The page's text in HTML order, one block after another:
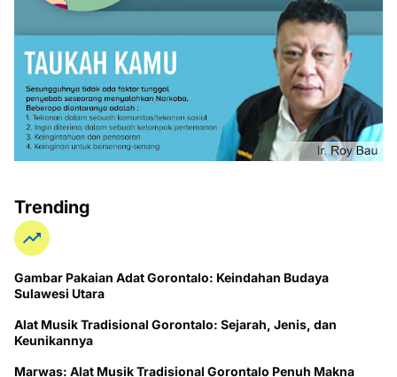
Gambar Pakaian Adat Gorontalo: Keindahan Budaya
Sulawesi Utara
Keunikannya
Marwas: Alat Musik Tradisional Gorontalo Penuh Makna
Budaya